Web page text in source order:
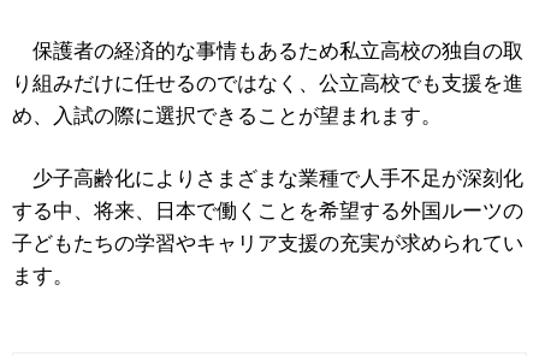
保護者の経済的な事情もあるため私立高校の独自の取
り組みだけに任せるのではなく、公立高校でも支援を進
め、入試の際に選択できることが望まれます。
少子高齢化によりさまざまな業種で人手不足が深刻化
する中、将来、日本で働くことを希望する外国ルーツの
子どもたちの学習やキャリア支援の充実が求められてい
ます。